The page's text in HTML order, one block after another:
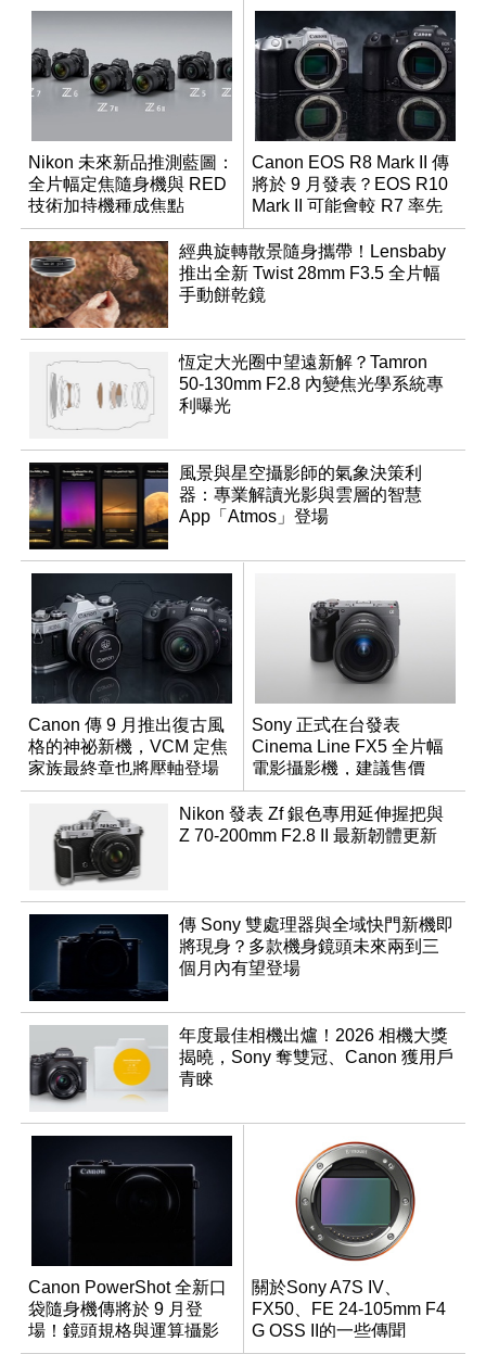
Nikon 未來新品推測藍圖：
全片幅定焦隨身機與 RED
技術加持機種成焦點
Canon EOS R8 Mark II 傳
將於 9 月發表？EOS R10
Mark II 可能會較 R7 率先
推出
經典旋轉散景隨身攜帶！Lensbaby
推出全新 Twist 28mm F3.5 全片幅
手動餅乾鏡
恆定大光圈中望遠新解？Tamron
50-130mm F2.8 內變焦光學系統專
利曝光
風景與星空攝影師的氣象決策利
器：專業解讀光影與雲層的智慧
App「Atmos」登場
Canon 傳 9 月推出復古風
格的神祕新機，VCM 定焦
家族最終章也將壓軸登場
Sony 正式在台發表
Cinema Line FX5 全片幅
電影攝影機，建議售價
NT$144,980
Nikon 發表 Zf 銀色專用延伸握把與
Z 70-200mm F2.8 II 最新韌體更新
傳 Sony 雙處理器與全域快門新機即
將現身？多款機身鏡頭未來兩到三
個月內有望登場
年度最佳相機出爐！2026 相機大獎
揭曉，Sony 奪雙冠、Canon 獲用戶
青睞
Canon PowerShot 全新口
袋隨身機傳將於 9 月登
場！鏡頭規格與運算攝影
關於Sony A7S IV、
FX50、FE 24-105mm F4
G OSS II的一些傳聞